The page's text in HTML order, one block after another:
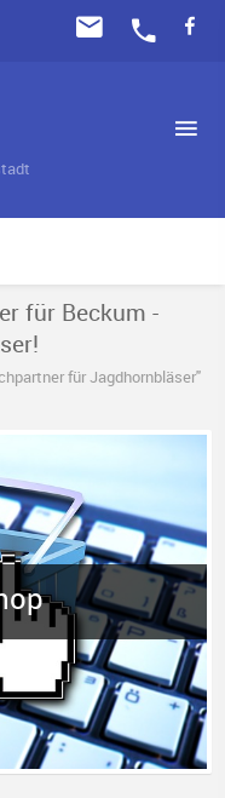
für Beckum -
für Jagdhornbläser"